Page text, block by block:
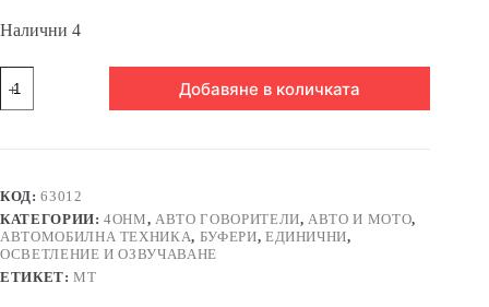
Налични 4
за
Автомобилен
басов,
125W,
6,5"
Добавяне в количката
КОД:63012
КАТЕГОРИИ:4OHM,АВТО ГОВОРИТЕЛИ,АВТО И МОТО,
АВТОМОБИЛНА ТЕХНИКА, БУФЕРИ, ЕДИНИЧНИ,
ОСВЕТЛЕНИЕ И ОЗВУЧАВАНЕ
ЕТИКЕТ:MT